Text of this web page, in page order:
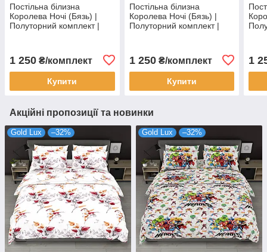
Постільна білизна
Королева Ночі (Бязь) |
Полуторний комплект |
1 250 ₴/комплект
Купити
Постільна білизна
Королева Ночі (Бязь) |
Полуторний комплект |
1 250₴/комплект
Купити
1
Акційні пропозиції та новинки
Gold Lux –32% Gold Lux –32%